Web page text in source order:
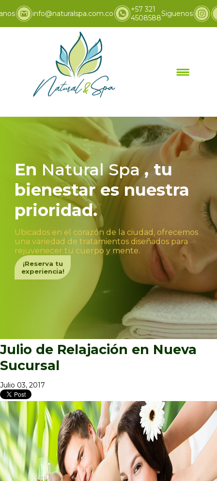
info@naturalspa.com.co
+57 321
4508588Siguenos
En Natural Spa, tu
bienestar es nuestra
prioridad.
Ubicados en el corazón de la ciudad, ofrecemos
una variedad de tratamientos diseñados para
rejuvenecer tu cuerpo y mente.
¡Reserva tu
experiencia!
Inicio>
Julio de Relajación en Nueva
Sucursal
Julio 03, 2017